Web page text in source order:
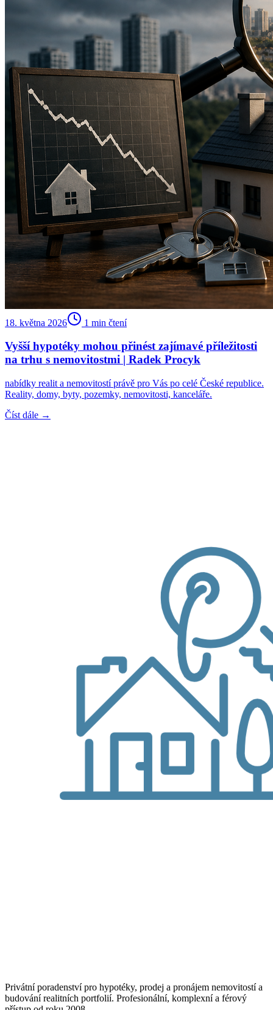
18. května 2026 1 min čtení
Vyšší hypotéky mohou přinést zajímavé příležitosti
na trhu s nemovitostmi | Radek Procyk
nabídky realit a nemovitostí právě pro Vás po celé České republice.
Reality, domy, byty, pozemky, nemovitosti, kanceláře.
Číst dále →
Privátní poradenství pro hypotéky, prodej a pronájem nemovitostí a
budování realitních portfolií. Profesionální, komplexní a férový